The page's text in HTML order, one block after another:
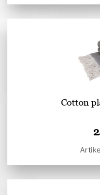
Cotton